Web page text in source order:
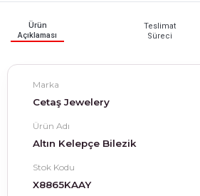
Ürün
Açıklaması
Teslimat
Süreci
Marka
Cetaş Jewelery
Ürün Adı
Altın Kelepçe Bilezik
Stok Kodu
X8865KAAY